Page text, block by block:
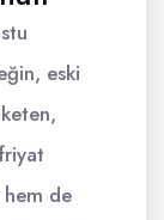
eski
de